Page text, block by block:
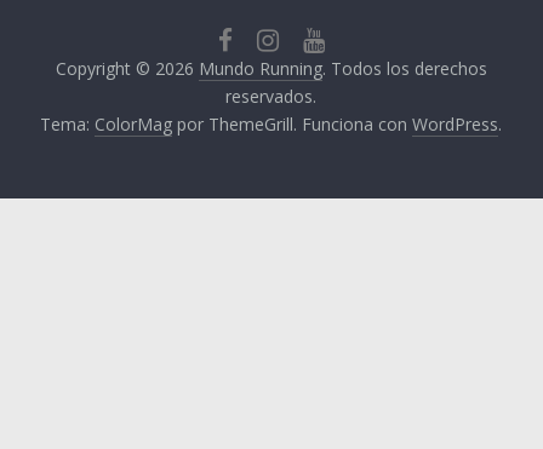
Copyright © 2026 Mundo Running. Todos los derechos
reservados.
Tema: ColorMag por ThemeGrill. Funciona conWordPress.